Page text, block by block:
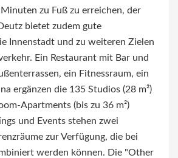
zu Fuß zu erreichen, der
bietet zudem gute
Innenstadt und zu weiteren Zielen
Ein Restaurant mit Bar und
ein Fitnessraum, ein
ergänzen die 135 Studios (28 m²)
Apartments (bis zu 36 m²)
und Events stehen zwei
zur Verfügung, die bei
werden können. Die "Other